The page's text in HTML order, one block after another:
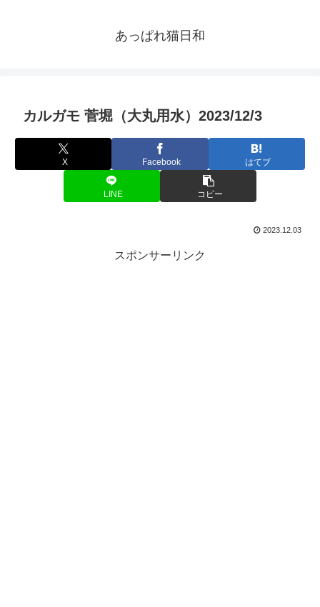
あっぱれ猫日和
カルガモ 菅堀（大丸用水）2023/12/3
X Facebook はてブ
LINE コピー
2023.12.03
スポンサーリンク